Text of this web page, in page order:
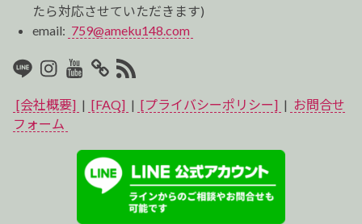
たら対応させていただきます)
email: 759@ameku148.com
LINEInstagram
Youtube
マ
イ
ス
ト
RSS2
[会社概要] | [FAQ] | [プライバシーポリシー] | お問合せ
フォーム